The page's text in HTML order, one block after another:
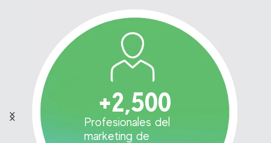
Profesionales del
marketing de
+2,500